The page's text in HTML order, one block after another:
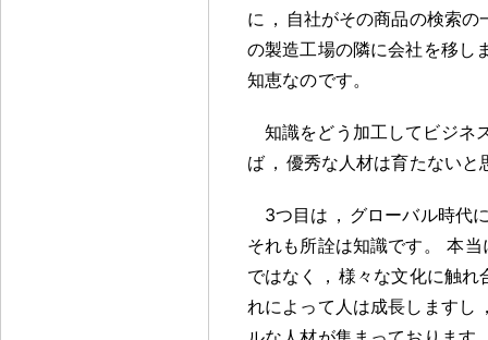
に ， 自社がその商品の検索
の製造工場の隣に会社を移し
知恵なのです。
知識をどう加工してビジネ
ば ， 優秀な人材は育たないと
3つ目は ， グローバル時代
それも所詮は知識です 。
本当
ではなく
， 様々な文化に触れ
れによって人は成長しますし